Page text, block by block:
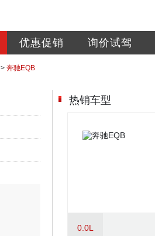
优惠促销 询价试驾
> 奔驰EQB
热销车型
0.0L